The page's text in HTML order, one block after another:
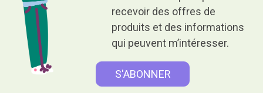
recevoir des offres de
produits et des informations
qui peuvent m’intéresser.